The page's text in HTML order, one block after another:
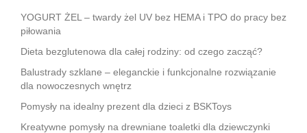
YOGURT ŻEL – twardy żel UV bez HEMA i TPO do pracy bez
piłowania
Dieta bezglutenowa dla całej rodziny: od czego zacząć?
Balustrady szklane – eleganckie i funkcjonalne rozwiązanie
dla nowoczesnych wnętrz
Pomysły na idealny prezent dla dzieci z BSKToys
Kreatywne pomysły na drewniane toaletki dla dziewczynki